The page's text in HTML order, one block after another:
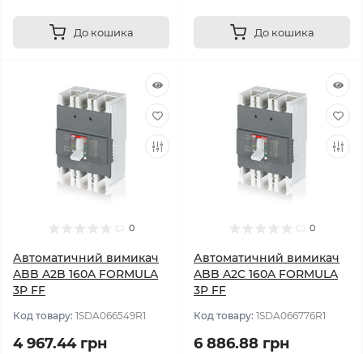
До кошика До кошика
0
Автоматичний вимикач
ABB A2B 160A FORMULA
3P FF
Код товару: 1SDA066549R1
4 967.44 грн
0
Автоматичний вимикач
ABB A2C 160A FORMULA
3P FF
Код товару: 1SDA066776R1
6 886.88 грн